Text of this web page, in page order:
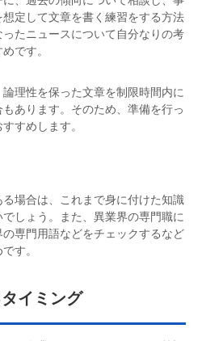
定して文章を書く練習をする方法
たニュースについて自分なりの考
です。
理性を保った文章を制限時間内に
あります。そのため、準備を行っ
すめします。
場合は、これまで身に付けた知識
しょう。また、異業界の専門職に
専門用語などをチェックするなど
す。
イミング